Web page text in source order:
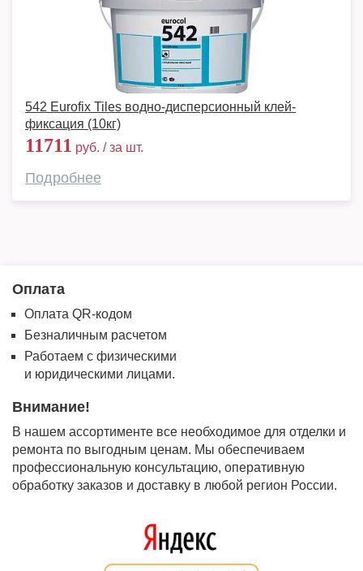
542 Eurofix Tiles водно-дисперсионный клей-
фиксация (10кг)
11711 руб. / за шт.
Подробнее
Оплата
Оплата QR-кодом
Безналичным расчетом
Работаем с физическими
и юридическими лицами.
Внимание!
В нашем ассортименте все необходимое для отделки и
ремонта по выгодным ценам. Мы обеспечиваем
профессиональную консультацию, оперативную
обработку заказов и доставку в любой регион России.